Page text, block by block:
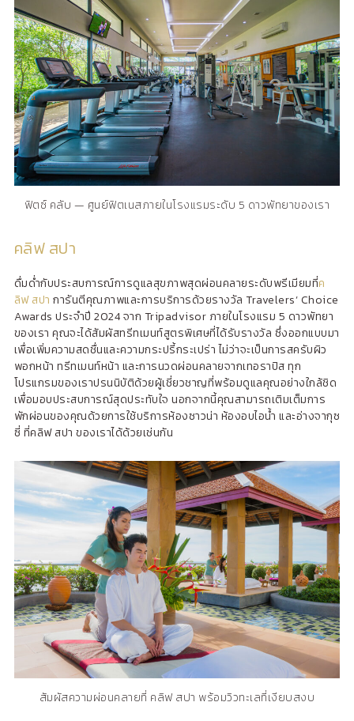
ฟิตซ์ คลับ — ศูนย์ฟิตเนสภายในโรงแรมระดับ 5 ดาวพัทยาของเรา
คลิฟ สปา
ดื่มด่ำกับประสบการณ์การดูแลสุขภาพสุดผ่อนคลายระดับพรีเมียมที่ค
ลิฟ สปา การันตีคุณภาพและการบริการด้วยรางวัล Travelers’ Choice
Awards ประจำปี 2024 จาก Tripadvisor ภายในโรงแรม 5 ดาวพัทยา
ของเรา คุณจะได้สัมผัสทรีทเมนท์สูตรพิเศษที่ได้รับรางวัล ซึ่งออกแบบมา
เพื่อเพิ่มความสดชื่นและความกระปรี้กระเปร่า ไม่ว่าจะเป็นการสครับผิว
พอกหน้า ทรีทเมนท์หน้า และการนวดผ่อนคลายจากเทอราปิส ทุก
โปรแกรมของเราปรนนิบัติด้วยผู้เชี่ยวชาญที่พร้อมดูแลคุณอย่างใกล้ชิด
เพื่อมอบประสบการณ์สุดประทับใจ นอกจากนี้คุณสามารถเติมเต็มการ
พักผ่อนของคุณด้วยการใช้บริการห้องซาวน่า ห้องอบไอน้ำ และอ่างจากุซ
ซี่ ที่คลิฟ สปา ของเราได้ด้วยเช่นกัน
สัมผัสความผ่อนคลายที่ คลิฟ สปา พร้อมวิวทะเลที่เงียบสงบ